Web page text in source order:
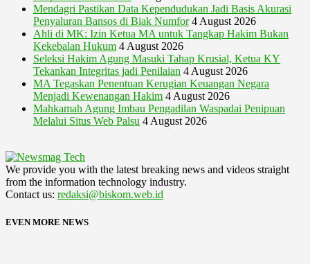
Mendagri Pastikan Data Kependudukan Jadi Basis Akurasi
Penyaluran Bansos di Biak Numfor 4 August 2026
Ahli di MK: Izin Ketua MA untuk Tangkap Hakim Bukan
Kekebalan Hukum 4 August 2026
Seleksi Hakim Agung Masuki Tahap Krusial, Ketua KY
Tekankan Integritas jadi Penilaian 4 August 2026
MA Tegaskan Penentuan Kerugian Keuangan Negara
Menjadi Kewenangan Hakim 4 August 2026
Mahkamah Agung Imbau Pengadilan Waspadai Penipuan
Melalui Situs Web Palsu 4 August 2026
We provide you with the latest breaking news and videos straight
from the information technology industry.
Contact us: redaksi@biskom.web.id
EVEN MORE NEWS